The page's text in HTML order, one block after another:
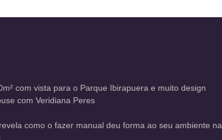
com vista para o Parque Ibirapuera e muito design
com Veridiana Peres
como o fazer manual deu forma ao seu ambiente na